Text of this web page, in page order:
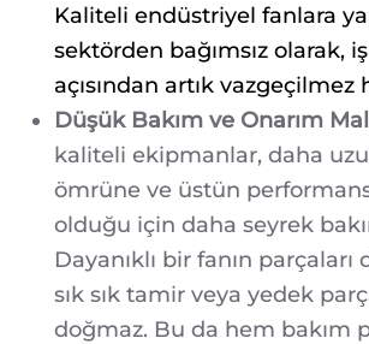
Kaliteli endüstriyel fanlara
sektörden bağımsız olarak,
açısından artık
Düşük Bakım ve Onarım
kaliteli ekipmanlar, daha
ömrüne ve üstün
olduğu için daha seyrek
Dayanıklı bir fanın parçaları
sık sık tamir veya yedek
doğmaz. Bu da hem bakım